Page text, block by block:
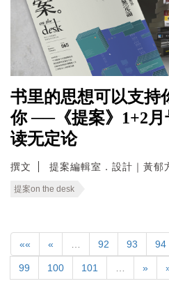
书里的思想可以支持
你 ──《提案》1+2月
读无定论
撰文 提案編輯室．設計｜黃郁
提案on the desk
«« « 92 93 94
99 100 101 »